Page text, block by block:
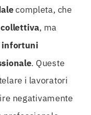
completa, che
, ma
infortuni
. Queste
i lavoratori
negativamente